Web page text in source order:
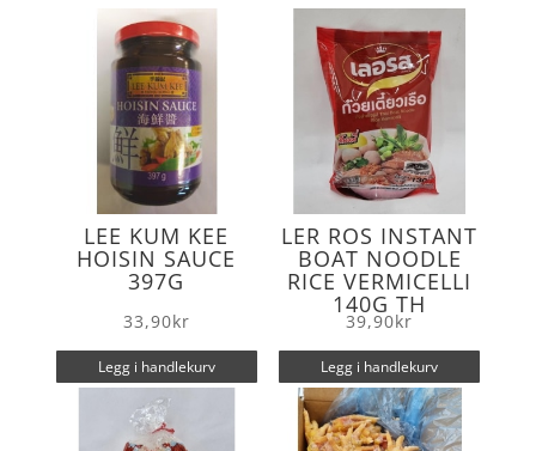
LEE KUM KEE
HOISIN SAUCE
397G
33,90kr
Legg i handlekurv
LER ROS INSTANT
BOAT NOODLE
RICE VERMICELLI
140G TH
39,90kr
Legg i handlekurv